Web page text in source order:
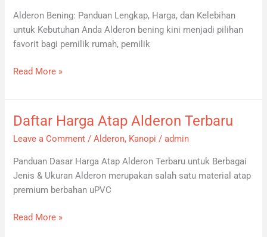
Alderon Bening: Panduan Lengkap, Harga, dan Kelebihan
untuk Kebutuhan Anda Alderon bening kini menjadi pilihan
favorit bagi pemilik rumah, pemilik
Read More »
Daftar Harga Atap Alderon Terbaru
Leave a Comment /Alderon, Kanopi /admin
Panduan Dasar Harga Atap Alderon Terbaru untuk Berbagai
Jenis & Ukuran Alderon merupakan salah satu material atap
premium berbahan uPVC
Daftar
Harga
Alderon
Terbaru
Read More »